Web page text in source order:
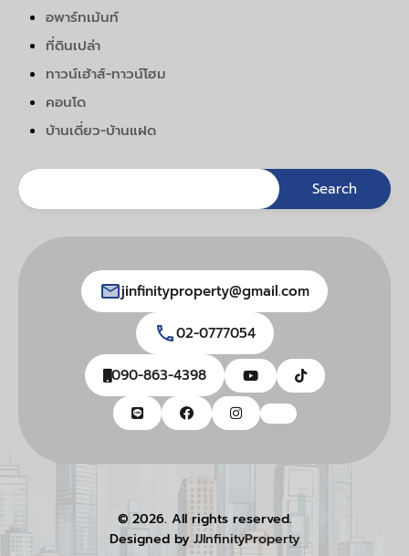
อพาร์ทเม้นท์
ที่ดินเปล่า
ทาวน์เฮ้าส์-ทาวน์โฮม
คอนโด
บ้านเดี่ยว-บ้านแฝด
jinfinityproperty@gmail.com
02-0777054
090-863-4398
© 2026. All rights reserved.
Designed by JJInfinityProperty